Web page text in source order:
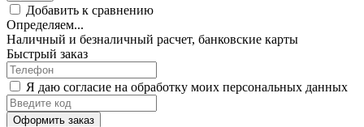
Добавить к сравнению
Определяем...
Наличный и безналичный расчет, банковские карты
Быстрый заказ
Я даю согласие на обработку моих персональных данных
Оформить заказ